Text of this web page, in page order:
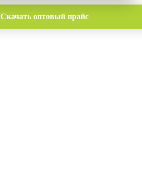
Скачать оптовый прайс